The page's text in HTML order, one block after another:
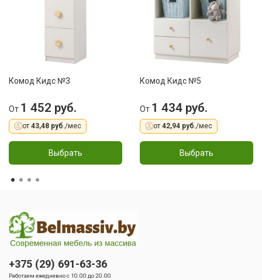
Комод Кидс №3
От 1 452 руб.
от 43,48 руб./мес
Выбрать
Комод Кидс №5
От 1 434 руб.
от 42,94 руб./мес
Выбрать
+375 (29) 691-63-36
Работаем ежедневно с 10.00 до 20.00